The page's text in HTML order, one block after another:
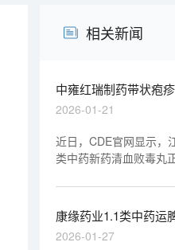
相关新闻
中雍红瑞制药带状疱
钟药闻速览
2026-01-21
近日，CDE官网显示，
类中药新药清血败毒丸
毒蕴结所致的带状疱疹
康缘药业1.1类中药运
钟药闻速览
2026-01-27